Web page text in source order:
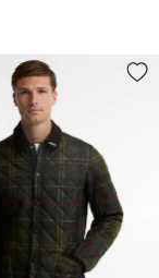
Icons Tartan